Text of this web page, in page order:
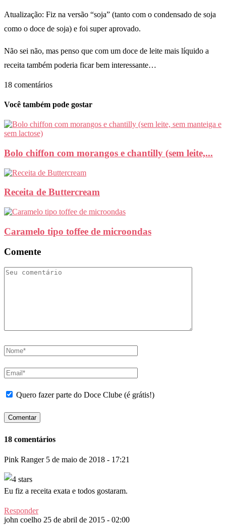
Atualização: Fiz na versão “soja” (tanto com o condensado de soja
como o doce de soja) e foi super aprovado.
Não sei não, mas penso que com um doce de leite mais líquido a
receita também poderia ficar bem interessante…
18 comentários
Você também pode gostar
Bolo chiffon com morangos e chantilly (sem leite,...
Receita de Buttercream
Caramelo tipo toffee de microondas
Comente
Quero fazer parte do Doce Clube (é grátis!)
18 comentários
Pink Ranger 5 de maio de 2018 - 17:21
Eu fiz a receita exata e todos gostaram.
Responder
john coelho 25 de abril de 2015 - 02:00